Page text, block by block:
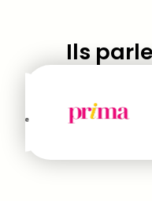
Ils